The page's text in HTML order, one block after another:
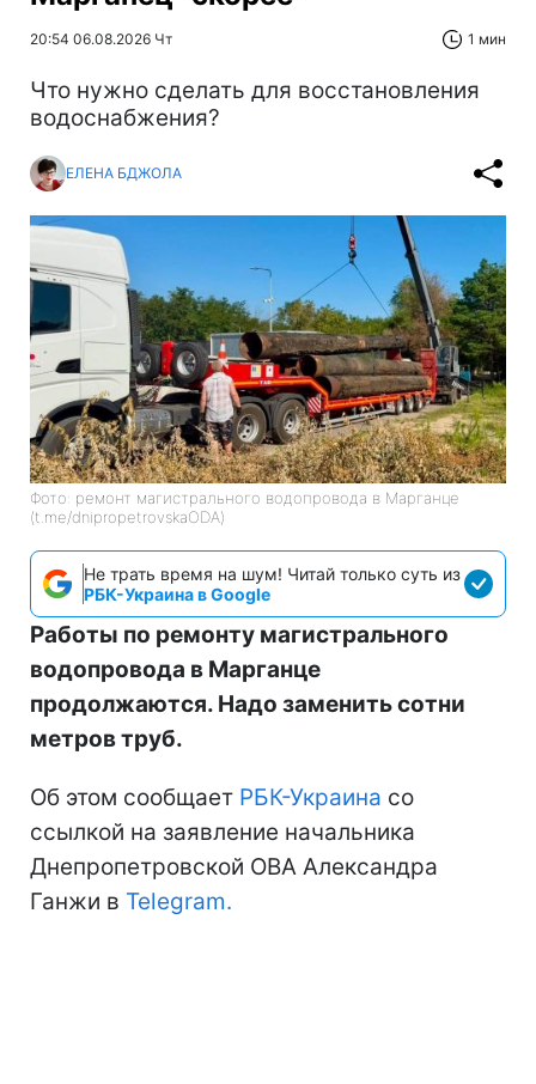
20:54 06.08.2026 Чт 1 мин
Что нужно сделать для восстановления
водоснабжения?
ЕЛЕНА БДЖОЛА
Фото: ремонт магистрального водопровода в Марганце
(t.me/dnipropetrovskaODA)
Не трать время на шум! Читай только суть из
РБК-Украина в Google
Работы по ремонту магистрального
водопровода в Марганце
продолжаются. Надо заменить сотни
метров труб.
Об этом сообщает РБК-Украина со
ссылкой на заявление начальника
Днепропетровской ОВА Александра
Ганжи в Telegram.